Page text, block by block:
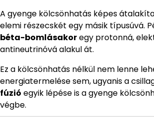
A gyenge kölcsönhatás képes
elemi részecskét egy másik típusúvá.
béta-bomlásakoregy protonná,
antineutrinóvá alakul át.
Ez a kölcsönhatás nélkül nem lenne
energiatermelése sem, ugyanis a
fúzió egyik lépése is a gyenge
végbe.